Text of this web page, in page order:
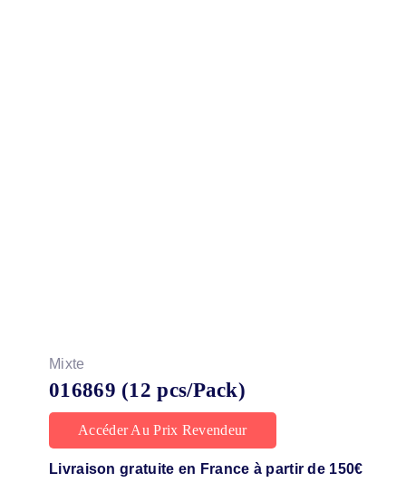
Mixte
016869 (12 pcs/Pack)
Accéder Au Prix Revendeur
Livraison gratuite en France à partir de 150€